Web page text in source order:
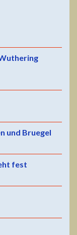
und Bruegel
fest